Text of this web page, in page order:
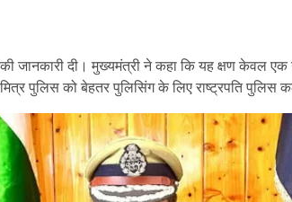
जानकारी दी। मुख्यमंत्री ने कहा कि यह क्षण केवल एक
पुलिस को बेहतर पुलिसिंग के लिए राष्ट्रपति पुलिस